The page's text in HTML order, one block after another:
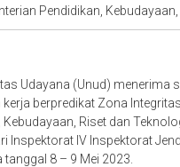
Pendidikan,
Udayana (Unud) menerima
berpredikat Zona
Riset dan
IV Inspektorat
8 – 9 Mei 2023.